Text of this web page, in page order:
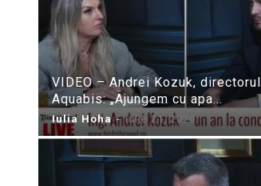
VIDEO – Andrei Kozuk, directorul
Aquabis: „Ajungem cu apa...
Iulia Hoha - iulie 21, 2026